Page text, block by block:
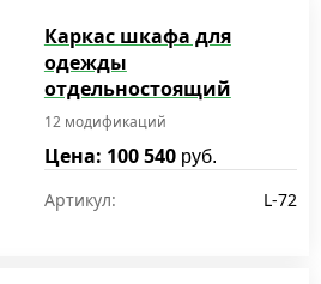
Каркас шкафа для
одежды
отдельностоящий
12 модификаций
Цена: 100 540 руб.
Артикул: L-72